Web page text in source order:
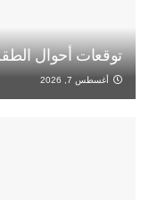
توقعات أحوال
أغسطس 7, 2026